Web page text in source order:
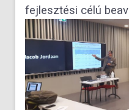
fejlesztési célú